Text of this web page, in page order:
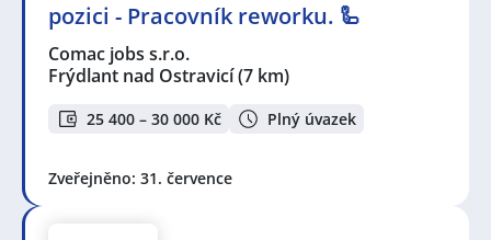
pozici - Pracovník reworku. 🦾
Comac jobs s.r.o.
Frýdlant nad Ostravicí(7 km)
25 400 – 30 000 Kč Plný úvazek
Zveřejněno: 31. července